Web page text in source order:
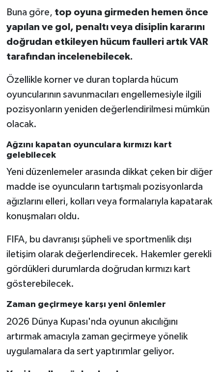
Buna göre, top oyuna girmeden hemen önce
yapılan ve gol, penaltı veya disiplin kararını
doğrudan etkileyen hücum faulleri artık VAR
tarafından incelenebilecek.
Özellikle korner ve duran toplarda hücum
oyuncularının savunmacıları engellemesiyle ilgili
pozisyonların yeniden değerlendirilmesi mümkün
olacak.
Ağzını kapatan oyunculara kırmızı kart
gelebilecek
Yeni düzenlemeler arasında dikkat çeken bir diğer
madde ise oyuncuların tartışmalı pozisyonlarda
ağızlarını elleri, kolları veya formalarıyla kapatarak
konuşmaları oldu.
FIFA, bu davranışı şüpheli ve sportmenlik dışı
iletişim olarak değerlendirecek. Hakemler gerekli
gördükleri durumlarda doğrudan kırmızı kart
gösterebilecek.
Zaman geçirmeye karşı yeni önlemler
2026 Dünya Kupası'nda oyunun akıcılığını
artırmak amacıyla zaman geçirmeye yönelik
uygulamalara da sert yaptırımlar geliyor.